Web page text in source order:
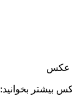
بیشتر بخوانید: